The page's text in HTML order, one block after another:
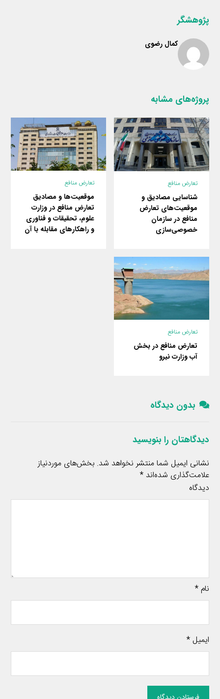
پژوهشگر
کمال رضوی
پروژه‌های مشابه
تعارض منافع
شناسایی مصادیق و
موقعیت‌های تعارض
منافع در سازمان
خصوصی‌سازی
تعارض منافع
موقعیت‌ها و مصادیق
تعارض منافع در وزارت
علوم، تحقیقات و فناوری
و راهکارهای مقابله با آن
تعارض منافع
تعارض منافع در بخش
آب وزارت نیرو
بدون دیدگاه
دیدگاهتان را بنویسید
نشانی ایمیل شما منتشر نخواهد شد. بخش‌های موردنیاز
علامت‌گذاری شده‌اند*
دیدگاه
نام*
ایمیل*